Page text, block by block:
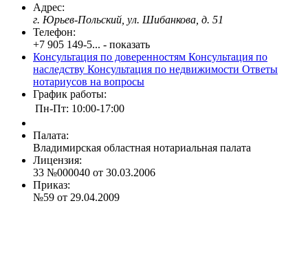
Адрес:
г. Юрьев-Польский, ул. Шибанкова, д. 51
Телефон:
+7 905 149-5... - показать
Консультация по доверенностям Консультация по
наследству Консультация по недвижимости Ответы
нотариусов на вопросы
График работы:
Пн-Пт: 10:00-17:00
Палата:
Владимирская областная нотариальная палата
Лицензия:
33 №000040 от 30.03.2006
Приказ:
№59 от 29.04.2009